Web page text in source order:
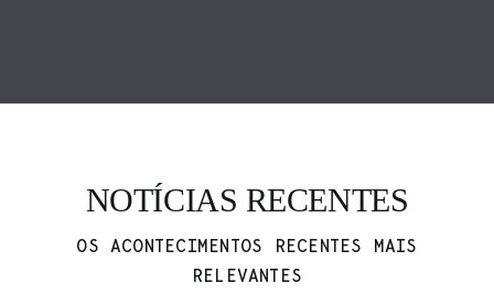
NOTÍCIAS RECENTES
OS ACONTECIMENTOS RECENTES MAIS
RELEVANTES